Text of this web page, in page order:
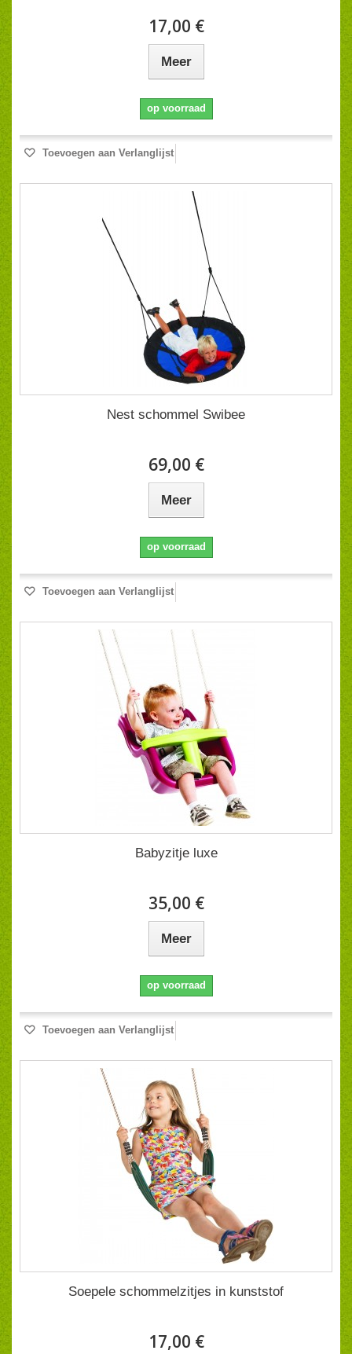
17,00 €
Meer
op voorraad
Toevoegen aan Verlanglijst
Nest schommel Swibee
69,00 €
Meer
op voorraad
Toevoegen aan Verlanglijst
Babyzitje luxe
35,00 €
Meer
op voorraad
Toevoegen aan Verlanglijst
Soepele schommelzitjes in kunststof
17,00 €